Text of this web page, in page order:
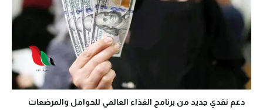
دعم نقدي جديد من برنامج الغذاء العالمي للحوامل والمرضعات